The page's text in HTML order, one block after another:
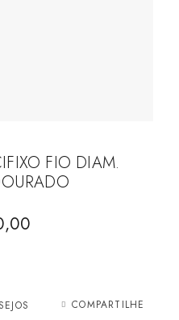
FIO DIAM.
COMPARTILHE